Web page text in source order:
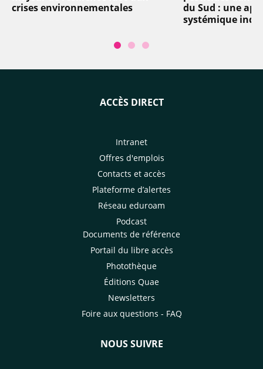
crises environnementales
du Sud : une
systémique
ACCÈS DIRECT
Intranet
Offres d'emplois
Contacts et accès
Plateforme d’alertes
Réseau eduroam
Podcast
Documents de référence
Portail du libre accès
Photothèque
Éditions Quae
Newsletters
Foire aux questions - FAQ
NOUS SUIVRE